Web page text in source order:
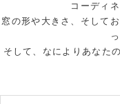
コーディ
窓の形や大きさ、そして
そして、なによりあなた